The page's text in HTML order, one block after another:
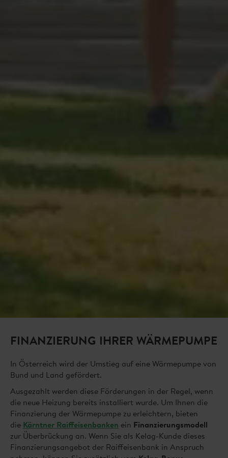
FINANZIERUNG IHRER WÄRMEPUMPE
In Österreich wird der Umstieg auf eine Wärmepumpe von
Bund und Land gefördert.
Ausgezahlt werden diese Förderungen in der Regel, wenn
die neue Heizung bereits installiert wurde. Um Ihnen die
Finanzierung der Wärmepumpe zu erleichtern, bieten
die Kärntner Raiffeisenbanken ein Finanzierungsmodell
zur Überbrückung an. Wenn Sie als Kelag-Kunde dieses
Finanzierungsangebot der Raiffeisenbank in Anspruch